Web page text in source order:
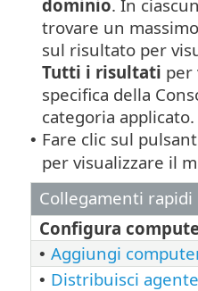
dominio. In
trovare un
sul risultato per
Tutti i risultati per
specifica della
categoria applicato.
• Fare clic sul
per visualizzare il
Collegamenti rapidi
Configura
• Aggiungi
• Distribuisci agente